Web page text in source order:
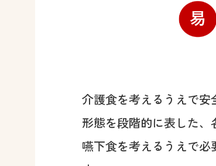
介護食を考えるうえで
形態を段階的に表した
嚥下食を考えるうえで